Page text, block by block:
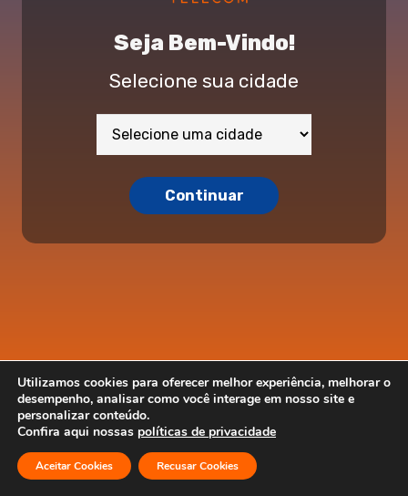
Seja Bem-Vindo!
Selecione sua cidade
Continuar
Utilizamos cookies para oferecer melhor experiência, melhorar o
desempenho, analisar como você interage em nosso site e
personalizar conteúdo.
Confira aqui nossas políticas de privacidade
Aceitar Cookies Recusar Cookies